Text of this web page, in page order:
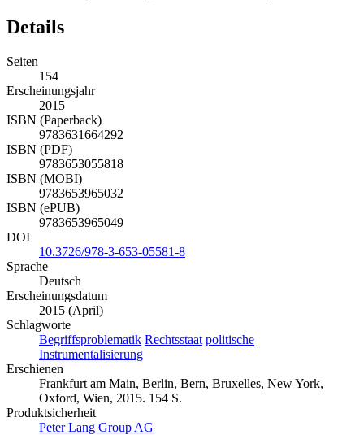
Details
Seiten
154
Erscheinungsjahr
2015
ISBN (Paperback)
9783631664292
ISBN (PDF)
9783653055818
ISBN (MOBI)
9783653965032
ISBN (ePUB)
9783653965049
DOI
10.3726/978-3-653-05581-8
Sprache
Deutsch
Erscheinungsdatum
2015 (April)
Schlagworte
Begriffsproblematik Rechtsstaat politische
Instrumentalisierung
Erschienen
Frankfurt am Main, Berlin, Bern, Bruxelles, New York,
Oxford, Wien, 2015. 154 S.
Produktsicherheit
Peter Lang Group AG